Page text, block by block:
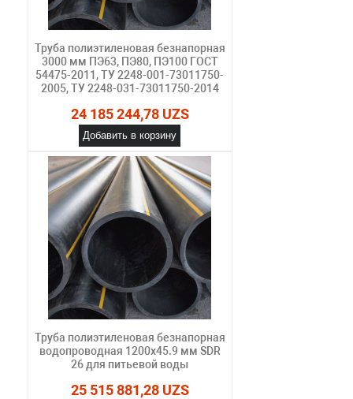
Труба полиэтиленовая безнапорная
3000 мм ПЭ63, ПЭ80, ПЭ100 ГОСТ
54475-2011, ТУ 2248-001-73011750-
2005, ТУ 2248-031-73011750-2014
24 185 244,78 UZS
Добавить в корзину
Труба полиэтиленовая безнапорная
водопроводная 1200х45.9 мм SDR
26 для питьевой воды
25 515 881,28 UZS